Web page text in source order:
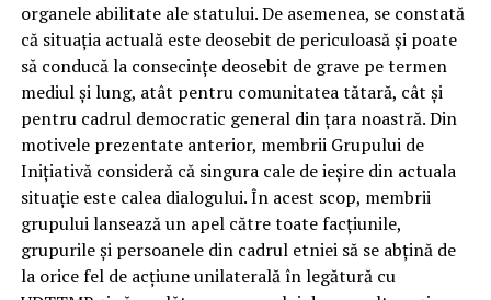
organele abilitate ale statului. De asemenea, se constată
că situaţia actuală este deosebit de periculoasă şi poate
să conducă la consecinţe deosebit de grave pe termen
mediul şi lung, atât pentru comunitatea tătară, cât şi
pentru cadrul democratic general din ţara noastră. Din
motivele prezentate anterior, membrii Grupului de
Iniţiativă consideră că singura cale de ieşire din actuala
situaţie este calea dialogului. În acest scop, membrii
grupului lansează un apel către toate facţiunile,
grupurile şi persoanele din cadrul etniei să se abţină de
la orice fel de acţiune unilaterală în legătură cu